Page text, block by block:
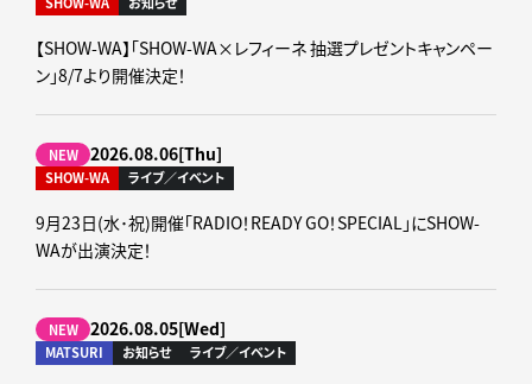
【SHOW-WA】「SHOW-WA×レフィーネ 抽選プレゼントキャンペー
ン」8/7より開催決定！
NEW 2026.08.06[Thu]
SHOW-WA ライブ／イベント
9月23日(水･祝)開催「RADIO！READY GO！SPECIAL」にSHOW-
WAが出演決定！
NEW 2026.08.05[Wed]
MATSURI お知らせ ライブ／イベント